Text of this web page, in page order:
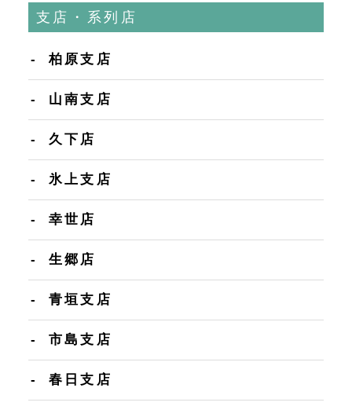
支店・系列店
柏原支店
山南支店
久下店
氷上支店
幸世店
生郷店
青垣支店
市島支店
春日支店